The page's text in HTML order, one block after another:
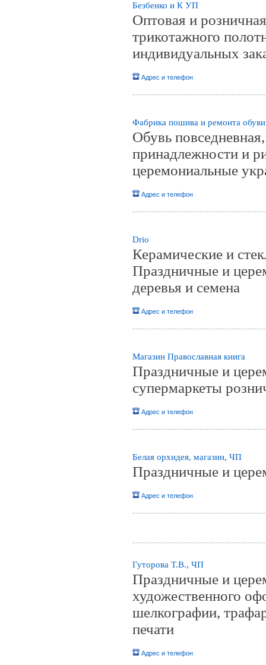
Безбенко и К УП
Оптовая и
трикотажного
индивидуальных
Адрес и телефон
Фабрика пошива и ремонта
Обувь
принадлежности и
церемониальные
Адрес и телефон
Drio
Керамические и
Праздничные и
деревья и семена
Адрес и телефон
Магазин Православная книга
Праздничные и
супермаркеты
Адрес и телефон
Белая орхидея, магазин, ЧП
Праздничные и
Адрес и телефон
Гуторова Т.В., ЧП
Праздничные и
художественного
шелкографии,
печати
Адрес и телефон